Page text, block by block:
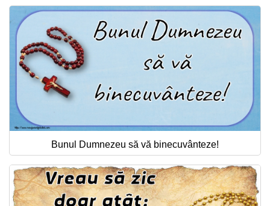
Bunul Dumnezeu să vă binecuvânteze!